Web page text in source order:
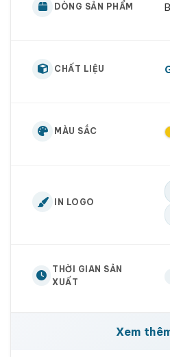
DÒNG SẢN PHẨM
CHẤT LIỆU
MÀU SẮC
IN LOGO
THỜI GIAN SẢN
XUẤT
Xem